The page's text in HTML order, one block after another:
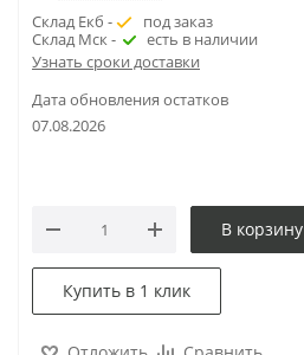
Склад Екб -
под заказ
Склад Мск -
есть в наличии
Узнать сроки доставки
Дата обновления остатков
07.08.2026
В корзину
Купить в 1 клик